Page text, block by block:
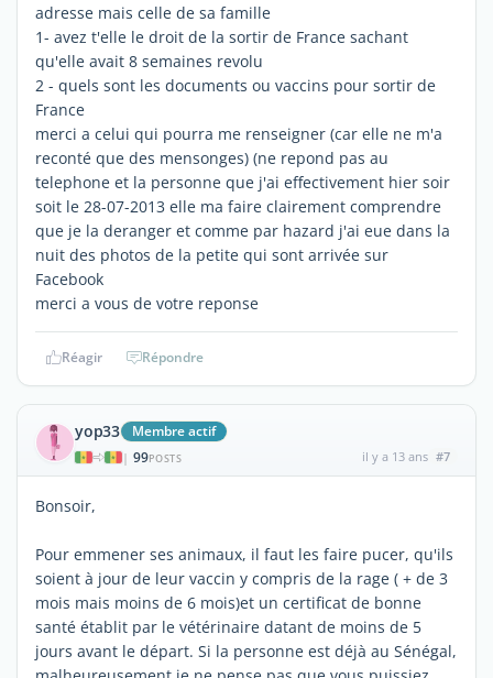
adresse mais celle de sa famille
1- avez t'elle le droit de la sortir de France sachant
qu'elle avait 8 semaines revolu
2 - quels sont les documents ou vaccins pour sortir de
France
merci a celui qui pourra me renseigner (car elle ne m'a
reconté que des mensonges) (ne repond pas au
telephone et la personne que j'ai effectivement hier soir
soit le 28-07-2013 elle ma faire clairement comprendre
que je la deranger et comme par hazard j'ai eue dans la
nuit des photos de la petite qui sont arrivée sur
Facebook
merci a vous de votre reponse
Réagir Répondre
yop33 Membre actif
| 99POSTS il y a 13 ans #7
Bonsoir,
Pour emmener ses animaux, il faut les faire pucer, qu'ils
soient à jour de leur vaccin y compris de la rage ( + de 3
mois mais moins de 6 mois)et un certificat de bonne
santé établit par le vétérinaire datant de moins de 5
jours avant le départ. Si la personne est déjà au Sénégal,